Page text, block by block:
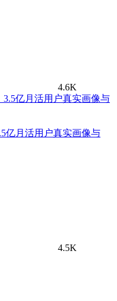
4.6K
亿月活用户真实画像与
4.5K